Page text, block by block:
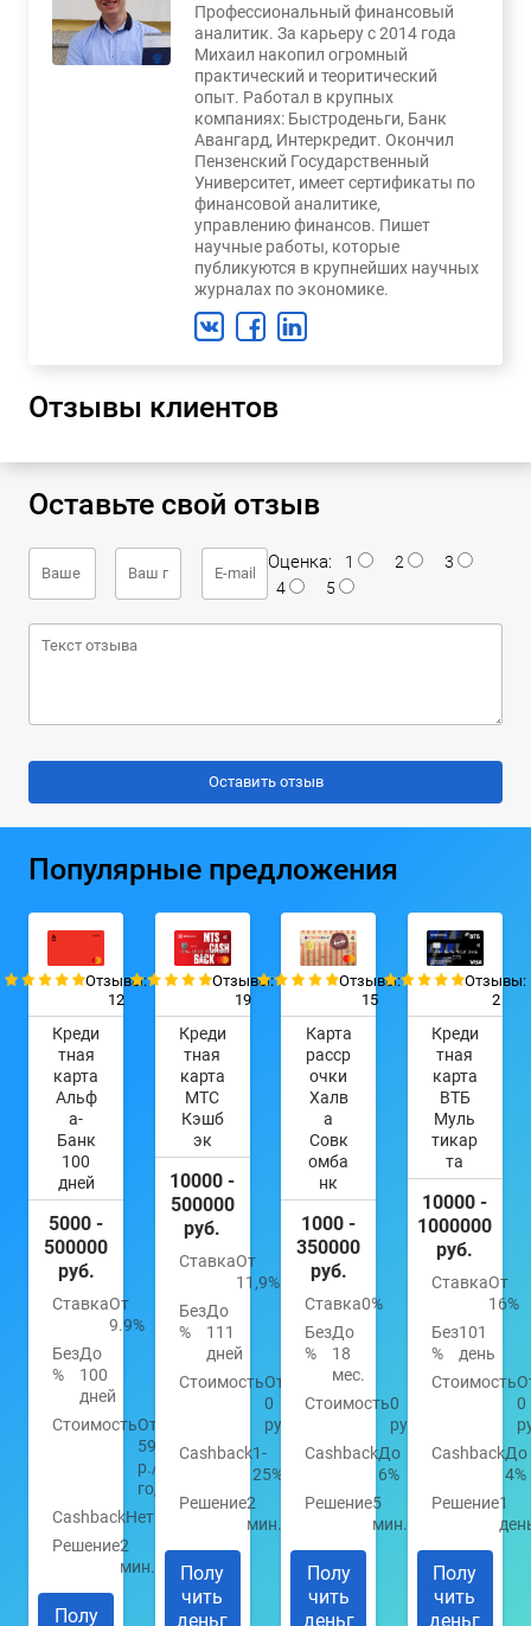
Профессиональный финансовый
аналитик. За карьеру с 2014 года
Михаил накопил огромный
практический и теоритический
опыт. Работал в крупных
компаниях: Быстроденьги, Банк
Авангард, Интеркредит. Окончил
Пензенский Государственный
Университет, имеет сертификаты по
финансовой аналитике,
управлению финансов. Пишет
научные работы, которые
публикуются в крупнейших научных
журналах по экономике.
Отзывы клиентов
Оставьте свой отзыв
Оценка: 1 2
3
4
5
Популярные предложения
Отзывы:
12
Креди
тная
карта
Альф
а-
Банк
100
дней
5000 -
500000
руб.
СтавкаОт
9.9%
Без
%
До
100
дней
СтоимостьОт
590
р./
год
CashbackНет
Решение2
мин.
Полу
Отзывы:
19
Креди
тная
карта
МТС
Кэшб
эк
10000 -
500000
руб.
СтавкаОт
11,9%
Без
%
До
111
дней
СтоимостьОт
0
руб.
Cashback1-
25%
Решение2
мин.
Полу
чить
деньг
Отзывы:
15
Карта
расср
очки
Халв
а
Совк
омба
нк
1000 -
350000
руб.
Ставка0%
Без
%
До
18
мес.
Стоимость0
руб.
CashbackДо
6%
Решение5
мин.
Полу
чить
деньг
Отзывы:
2
Креди
тная
карта
ВТБ
Муль
тикар
та
10000 -
1000000
руб.
СтавкаОт
16%
Без
%
101
день
Стоимость
0
CashbackДо
4%
Решение1
Полу
чить
деньг